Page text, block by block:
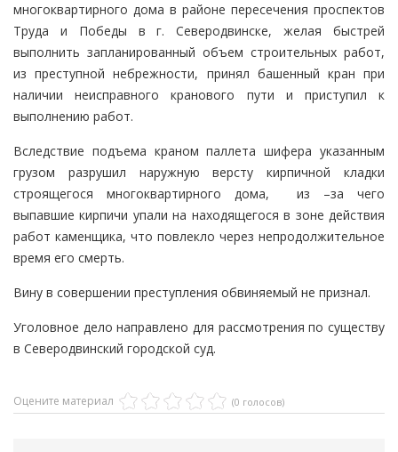
многоквартирного дома в районе пересечения проспектов
Труда и Победы в г. Северодвинске, желая быстрей
выполнить запланированный объем строительных работ,
из преступной небрежности, принял башенный кран при
наличии неисправного кранового пути и приступил к
выполнению работ.
Вследствие подъема краном паллета шифера указанным
грузом разрушил наружную версту кирпичной кладки
строящегося многоквартирного дома, из –за чего
выпавшие кирпичи упали на находящегося в зоне действия
работ каменщика, что повлекло через непродолжительное
время его смерть.
Вину в совершении преступления обвиняемый не признал.
Уголовное дело направлено для рассмотрения по существу
в Северодвинский городской суд.
Оцените материал (0 голосов)